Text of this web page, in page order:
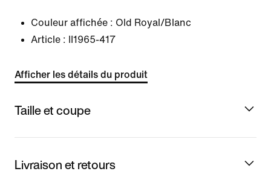
Couleur affichée : Old Royal/Blanc
Article :
II1965-417
Afficher les détails du produit
Taille et coupe
Livraison et retours